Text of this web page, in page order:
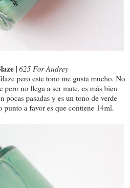
| 625 For Audrey
pero este tono me gusta mucho. No
pero no llega a ser mate, es más bien
pocas pasadas y es un tono de verde
punto a favor es que contiene 14ml.